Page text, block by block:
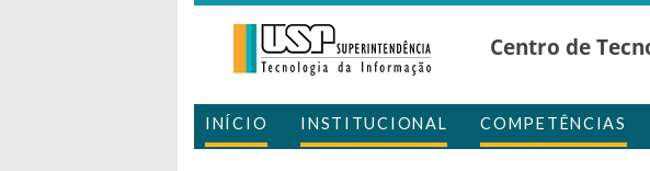
Centro de
INÍCIO INSTITUCIONAL COMPETÊNCIAS